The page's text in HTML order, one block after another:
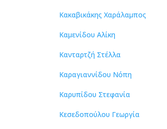
Κακαβικάκης Χαράλαμπος
Καμενίδου Αλίκη
Κανταρτζή Στέλλα
Καραγιαννίδου Νόπη
Καρυπίδου Στεφανία
Κεσεδοπούλου Γεωργία